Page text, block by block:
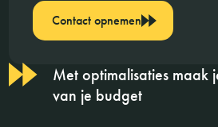
Contact opnemen
Met optimalisaties maak
van je budget